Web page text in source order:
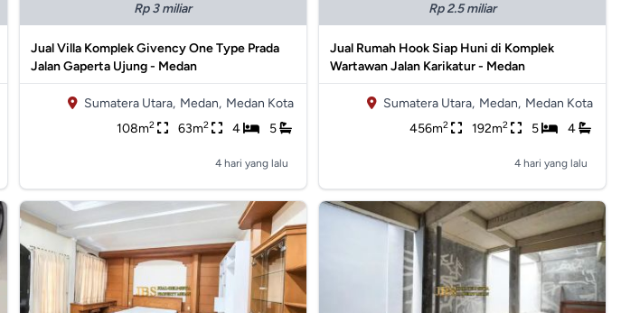
Rp 3 miliar
Jual Villa Komplek Givency One Type Prada
Jalan Gaperta Ujung - Medan
Sumatera Utara, Medan, Medan Kota
108m2 63m2 4 5
4 hari yang lalu
Rp 2.5 miliar
Jual Rumah Hook Siap Huni di Komplek
Wartawan Jalan Karikatur - Medan
Sumatera Utara, Medan, Medan Kota
456m2 192m2 5 4
4 hari yang lalu